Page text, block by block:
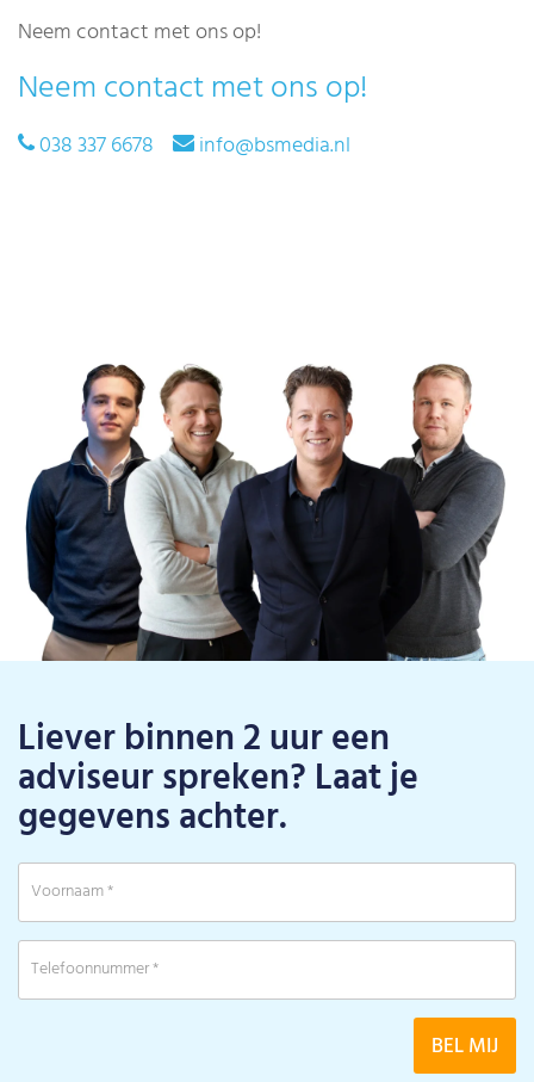
Neem contact met ons op!
Neem contact met ons op!
038 337 6678 info@bsmedia.nl
Liever binnen 2 uur een
adviseur spreken? Laat je
gegevens achter.